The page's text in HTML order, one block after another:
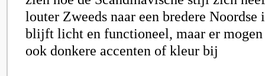
louter Zweeds naar een bredere
blijft licht en functioneel, maar er
ook donkere accenten of kleur bij